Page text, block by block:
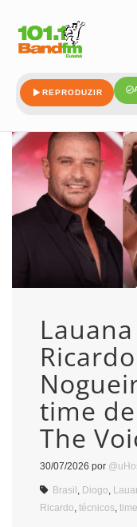
REPRODUZIR
time
The
30/07/2026 por
Brasil Diogo
Ricardo técnicos time